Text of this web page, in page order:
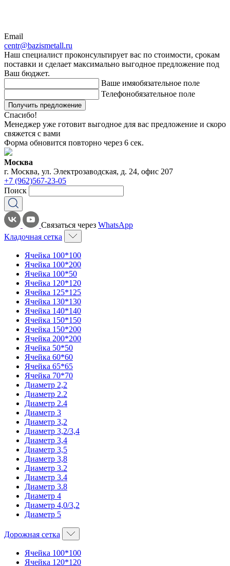
Email
centr@bazismetall.ru
Наш специалист проконсультирует вас по стоимости, срокам
поставки и сделает максимально выгодное предложение под
Ваш бюджет.
Ваше имяобязательное поле
Телефонобязательное поле
Получить предложение
Спасибо!
Менеджер уже готовит выгодное для вас предложение и скоро
свяжется с вами
Форма обновится повторно через 6 сек.
Москва
г. Москва, ул. Электрозаводская, д. 24, офис 207
+7 (962)567-23-05
Поиск
Связаться через WhatsApp
Кладочная сетка
Ячейка 100*100
Ячейка 100*200
Ячейка 100*50
Ячейка 120*120
Ячейка 125*125
Ячейка 130*130
Ячейка 140*140
Ячейка 150*150
Ячейка 150*200
Ячейка 200*200
Ячейка 50*50
Ячейка 60*60
Ячейка 65*65
Ячейка 70*70
Диаметр 2,2
Диаметр 2.2
Диаметр 2.4
Диаметр 3
Диаметр 3,2
Диаметр 3,2/3,4
Диаметр 3,4
Диаметр 3,5
Диаметр 3,8
Диаметр 3.2
Диаметр 3.4
Диаметр 3.8
Диаметр 4
Диаметр 4,0/3,2
Диаметр 5
Дорожная сетка
Ячейка 100*100
Ячейка 120*120